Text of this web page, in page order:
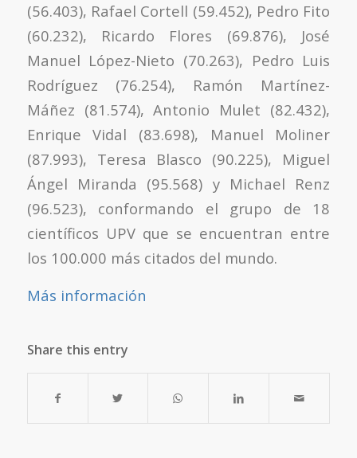
(56.403), Rafael Cortell (59.452), Pedro Fito
(60.232), Ricardo Flores (69.876), José
Manuel López-Nieto (70.263), Pedro Luis
Rodríguez (76.254), Ramón Martínez-
Máñez (81.574), Antonio Mulet (82.432),
Enrique Vidal (83.698), Manuel Moliner
(87.993), Teresa Blasco (90.225), Miguel
Ángel Miranda (95.568) y Michael Renz
(96.523), conformando el grupo de 18
científicos UPV que se encuentran entre
los 100.000 más citados del mundo.
Más información
Share this entry